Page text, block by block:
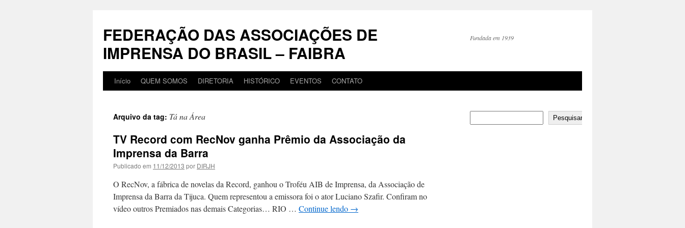
conteúdo
FEDERAÇÃO DAS ASSOCIAÇÕES DE
IMPRENSA DO BRASIL – FAIBRA
Fundada em 1939
Início QUEM SOMOS DIRETORIA HISTÓRICO EVENTOS CONTATO
Arquivo da tag: Tá na Área
TV Record com RecNov ganha Prêmio da Associação da
Imprensa da Barra
Publicado em 11/12/2013 por DIRJH
O RecNov, a fábrica de novelas da Record, ganhou o Troféu AIB de Imprensa, da Associação de
Imprensa da Barra da Tijuca. Quem representou a emissora foi o ator Luciano Szafir. Confiram no
vídeo outros Premiados nas demais Categorias… RIO … Continue lendo →
Pesquisar